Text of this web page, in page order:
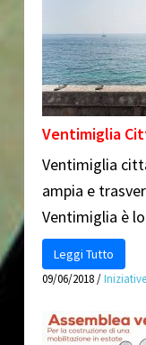
Ventimiglia
Ventimiglia
ampia e
Ventimiglia è
Leggi Tutto
09/06/2018/Iniziative